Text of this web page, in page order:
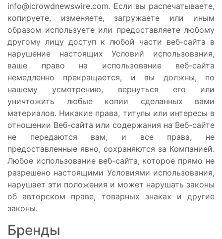
info@icrowdnewswire.com. Если вы распечатываете,
копируете, изменяете, загружаете или иным
образом используете или предоставляете любому
другому лицу доступ к любой части веб-сайта в
нарушение настоящих Условий использования,
ваше право на использование веб-сайта
немедленно прекращается, и вы должны, по
нашему усмотрению, вернуться его или
уничтожить любые копии сделанных вами
материалов. Никакие права, титулы или интересы в
отношении Веб-сайта или содержания на Веб-сайте
не передаются вам, и все права, не
предоставленные явно, сохраняются за Компанией.
Любое использование веб-сайта, которое прямо не
разрешено настоящими Условиями использования,
нарушает эти положения и может нарушать законы
об авторском праве, товарных знаках и другие
законы.
Бренды